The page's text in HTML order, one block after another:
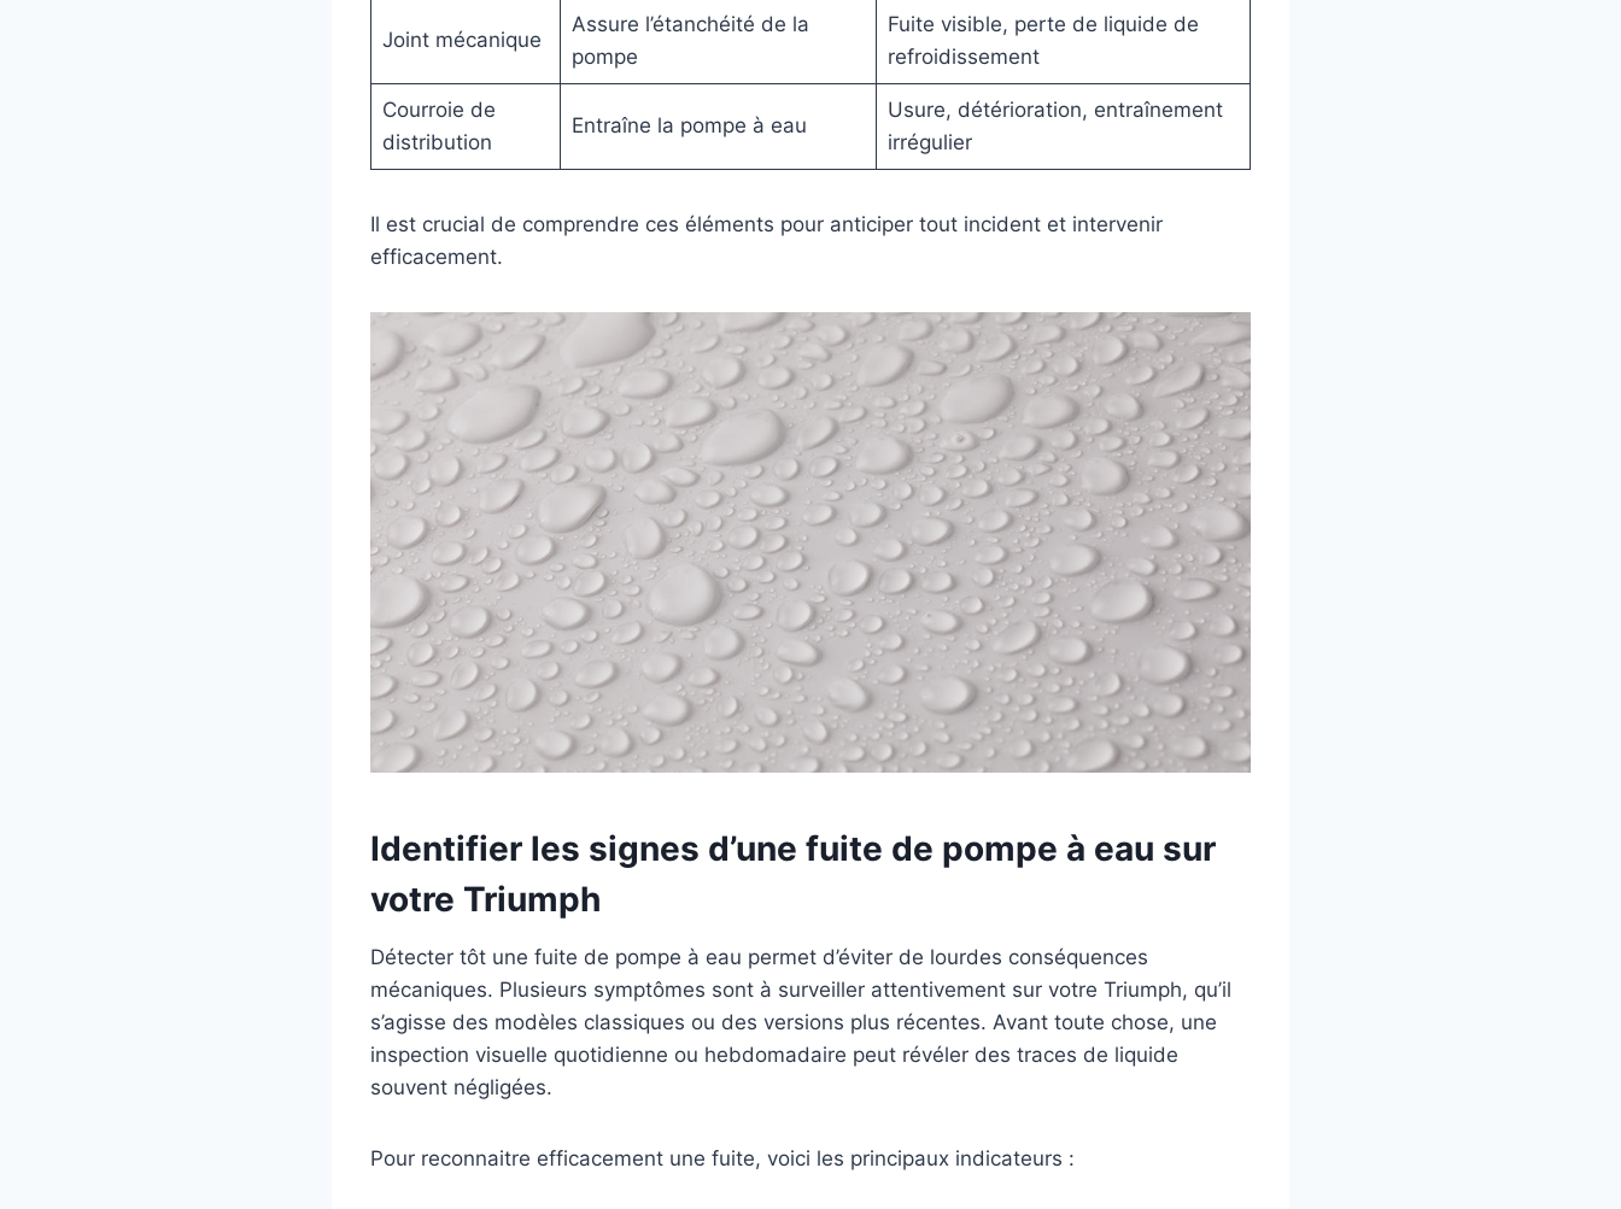
Joint mécanique
Assure l’étanchéité de la
pompe
Fuite visible, perte de liquide de
refroidissement
Courroie de
distribution
Entraîne la pompe à eau
Usure, détérioration, entraînement
irrégulier
Il est crucial de comprendre ces éléments pour anticiper tout incident et intervenir
efficacement.
Identifier les signes d’une fuite de pompe à eau sur
votre Triumph
Détecter tôt une fuite de pompe à eau permet d’éviter de lourdes conséquences
mécaniques. Plusieurs symptômes sont à surveiller attentivement sur votre Triumph, qu’il
s’agisse des modèles classiques ou des versions plus récentes. Avant toute chose, une
inspection visuelle quotidienne ou hebdomadaire peut révéler des traces de liquide
souvent négligées.
Pour reconnaitre efficacement une fuite, voici les principaux indicateurs :